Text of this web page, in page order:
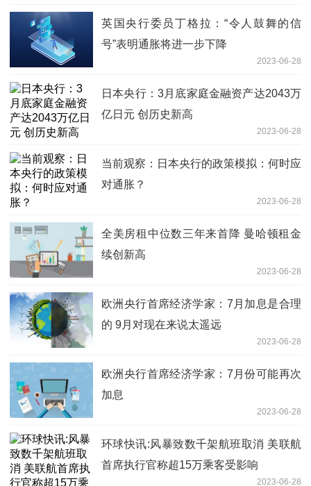
英国央行委员丁格拉：“令人鼓舞的信
号”表明通胀将进一步下降
2023-06-28
日本央行：3月底家庭金融资产达2043万
亿日元 创历史新高
2023-06-28
当前观察：日本央行的政策模拟：何时应
对通胀？
2023-06-28
全美房租中位数三年来首降 曼哈顿租金
续创新高
2023-06-28
欧洲央行首席经济学家：7月加息是合理
的 9月对现在来说太遥远
2023-06-28
欧洲央行首席经济学家：7月份可能再次
加息
2023-06-28
环球快讯:风暴致数千架航班取消 美联航
首席执行官称超15万乘客受影响
2023-06-28